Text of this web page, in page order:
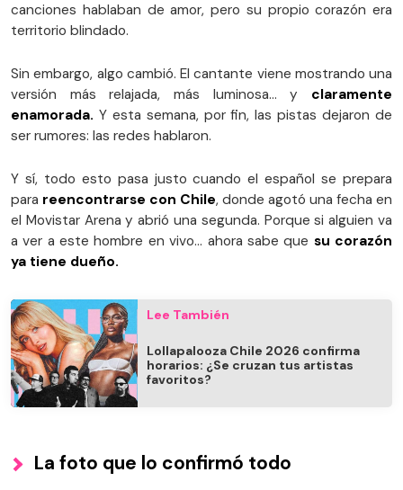
canciones hablaban de amor, pero su propio corazón era
territorio blindado.
Sin embargo, algo cambió. El cantante viene mostrando una
versión más relajada, más luminosa… y claramente
enamorada. Y esta semana, por fin, las pistas dejaron de
ser rumores: las redes hablaron.
Y sí, todo esto pasa justo cuando el español se prepara
para reencontrarse con Chile, donde agotó una fecha en
el Movistar Arena y abrió una segunda. Porque si alguien va
a ver a este hombre en vivo… ahora sabe que su corazón
ya tiene dueño.
Lee También
Lollapalooza Chile 2026 confirma
horarios: ¿Se cruzan tus artistas
favoritos?
La foto que lo confirmó todo